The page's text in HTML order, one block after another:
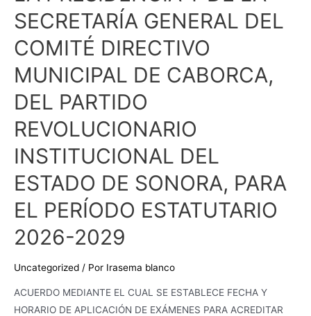
SECRETARÍA GENERAL DEL
COMITÉ DIRECTIVO
MUNICIPAL DE CABORCA,
DEL PARTIDO
REVOLUCIONARIO
INSTITUCIONAL DEL
ESTADO DE SONORA, PARA
EL PERÍODO ESTATUTARIO
2026-2029
Uncategorized / Por Irasema blanco
ACUERDO MEDIANTE EL CUAL SE ESTABLECE FECHA Y
HORARIO DE APLICACIÓN DE EXÁMENES PARA ACREDITAR
TITULARES
DE
LA
PRESIDENCIA
Y
DE
LA
GENERAL
DEL
DIRECTIVO
MUNICIPAL
CABORCA,